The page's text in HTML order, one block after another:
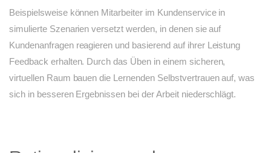
Beispielsweise können Mitarbeiter im Kundenservice in
simulierte Szenarien versetzt werden, in denen sie auf
Kundenanfragen reagieren und basierend auf ihrer Leistung
Feedback erhalten. Durch das Üben in einem sicheren,
virtuellen Raum bauen die Lernenden Selbstvertrauen auf, was
sich in besseren Ergebnissen bei der Arbeit niederschlägt.